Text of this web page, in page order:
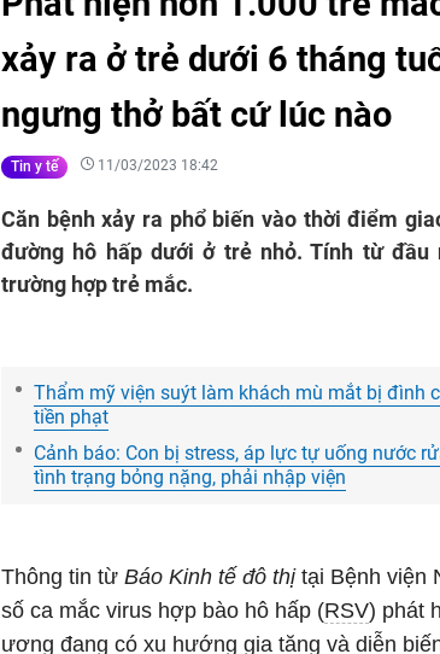
xảy ra ở trẻ dưới 6 tháng
ngưng thở bất cứ lúc nào
Tin y tế 11/03/2023 18:42
Căn bệnh xảy ra phổ biến vào thời điểm
đường hô hấp dưới ở trẻ nhỏ. Tính từ đầu
trường hợp trẻ mắc.
Thẩm mỹ viện suýt làm khách mù mắt bị đình
tiền phạt
Cảnh báo: Con bị stress, áp lực tự uống nước
tình trạng bỏng nặng, phải nhập viện
Thông tin từ Báo Kinh tế đô thịtại Bệnh viện
số ca mắc virus hợp bào hô hấp (RSV) phát
ương đang có xu hướng gia tăng và diễn